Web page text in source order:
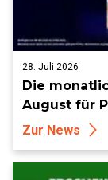
28. Juli 2026
Die
August für
Zur News